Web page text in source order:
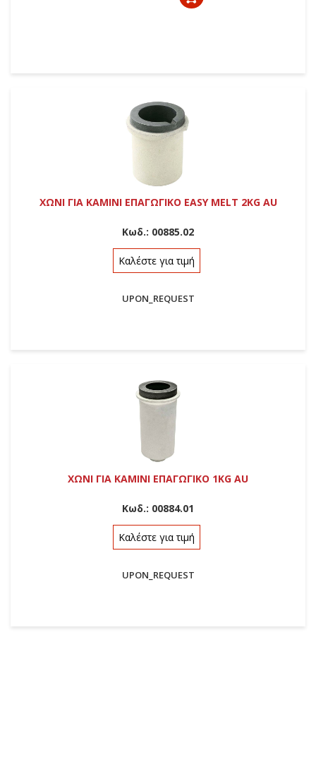
ΧΩΝΙ ΓΙΑ ΚΑΜΙΝΙ ΕΠΑΓΩΓΙΚΟ EASY MELT 2KG AU
Κωδ.: 00885.02
Καλέστε για τιμή
UPON_REQUEST
ΧΩΝΙ ΓΙΑ ΚΑΜΙΝΙ ΕΠΑΓΩΓΙΚΟ 1KG AU
Κωδ.: 00884.01
Καλέστε για τιμή
UPON_REQUEST